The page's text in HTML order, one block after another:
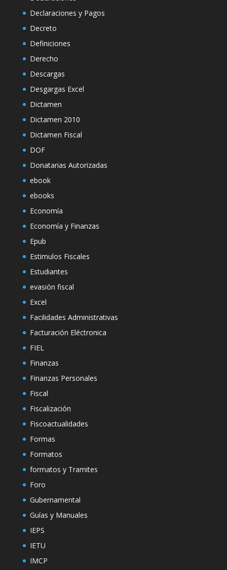
Declaraciones y Pagos
Decreto
Definiciones
Derecho
Descargas
Desgargas Excel
Dictamen
Dictamen 2010
Dictamen Fiscal
DOF
Donatarias Autorizadas
ebook
ebooks
Economía
Economía y Finanzas
Epub
Estimulos Fiscales
Estudiantes
evasión fiscal
Excel
Facilidades Administrativas
Facturación Eléctronica
FIEL
Finanzas
Finanzas Personales
Fiscal
Fiscalización
Fiscoactualidades
Formas
Formatos
formatos y Tramites
Foro
Gubernamental
Guías y Manuales
IEPS
IETU
IMCP